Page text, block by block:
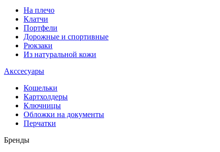
На плечо
Клатчи
Портфели
Дорожные и спортивные
Рюкзаки
Из натуральной кожи
Акссесуары
Кошельки
Картхолдеры
Ключницы
Обложки на документы
Перчатки
Бренды